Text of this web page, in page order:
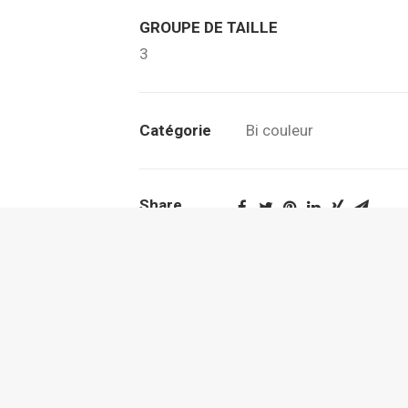
GROUPE DE TAILLE
3
Catégorie Bi couleur
Share